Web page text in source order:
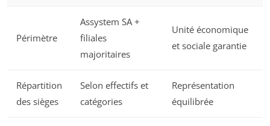
Périmètre
Assystem SA +
filiales
majoritaires
Unité économique
et sociale garantie
Répartition
des sièges
Selon effectifs et
catégories
Représentation
équilibrée